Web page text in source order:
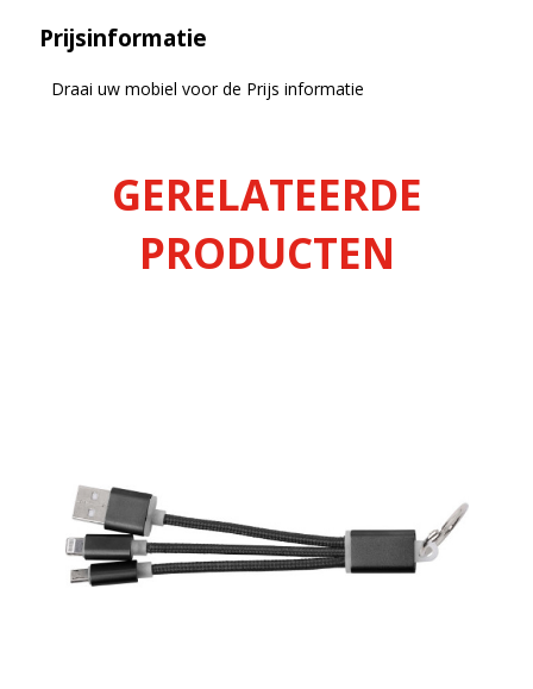
Prijsinformatie
Draai uw mobiel voor de Prijs informatie
GERELATEERDE
PRODUCTEN